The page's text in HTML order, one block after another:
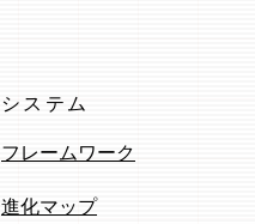
システム
フレームワーク
進化マップ